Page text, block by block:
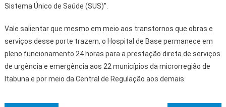
Sistema Único de Saúde (SUS)”.
Vale salientar que mesmo em meio aos transtornos que obras e
serviços desse porte trazem, o Hospital de Base permanece em
pleno funcionamento 24 horas para a prestação direta de serviços
de urgência e emergência aos 22 municípios da microrregião de
Itabuna e por meio da Central de Regulação aos demais.